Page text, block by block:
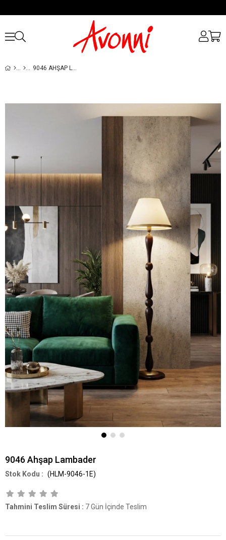
9046 AHŞAP LAMBADER
9046 Ahşap Lambader
(HLM-9046-1E)
Tahmini Teslim Süresi : 7 Gün İçinde Teslim